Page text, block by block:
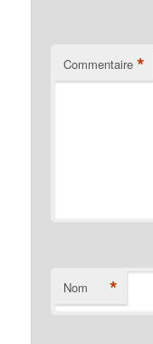
Commentaire *
Nom *